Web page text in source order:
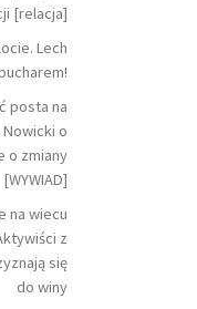
[relacja]
Lech
posta na
Nowicki o
o zmiany
[WYWIAD]
na wiecu
z
się
do winy